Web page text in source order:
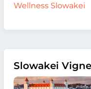
Wellness Slowakei
Slowakei